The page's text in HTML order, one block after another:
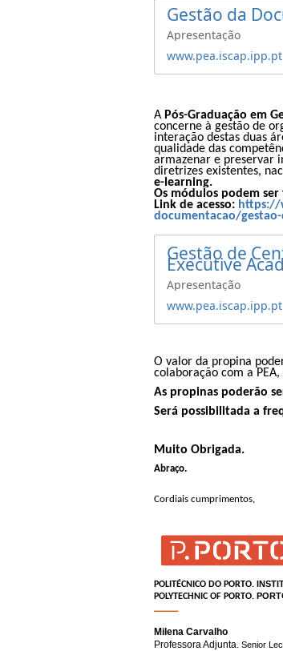
Gestão da
Apresentação
www.pea.iscap.ipp.pt
A Pós-Graduação em
concerne à gestão de
interação destas duas
qualidade das
armazenar e preservar
diretrizes existentes,
e-learning.
Os módulos podem
Link de acesso: https://
documentacao/
Gestão de
Executive
Apresentação
www.pea.iscap.ipp.pt
O valor da propina
colaboração com a PEA,
As propinas poderão
Será possibilitada a
Muito Obrigada.
Abraço.
Cordiais cumprimentos,
POLITÉCNICO DO PORTO.
POLYTECHNIC OF PORTO.
Milena Carvalho
Professora Adjunta. Senior